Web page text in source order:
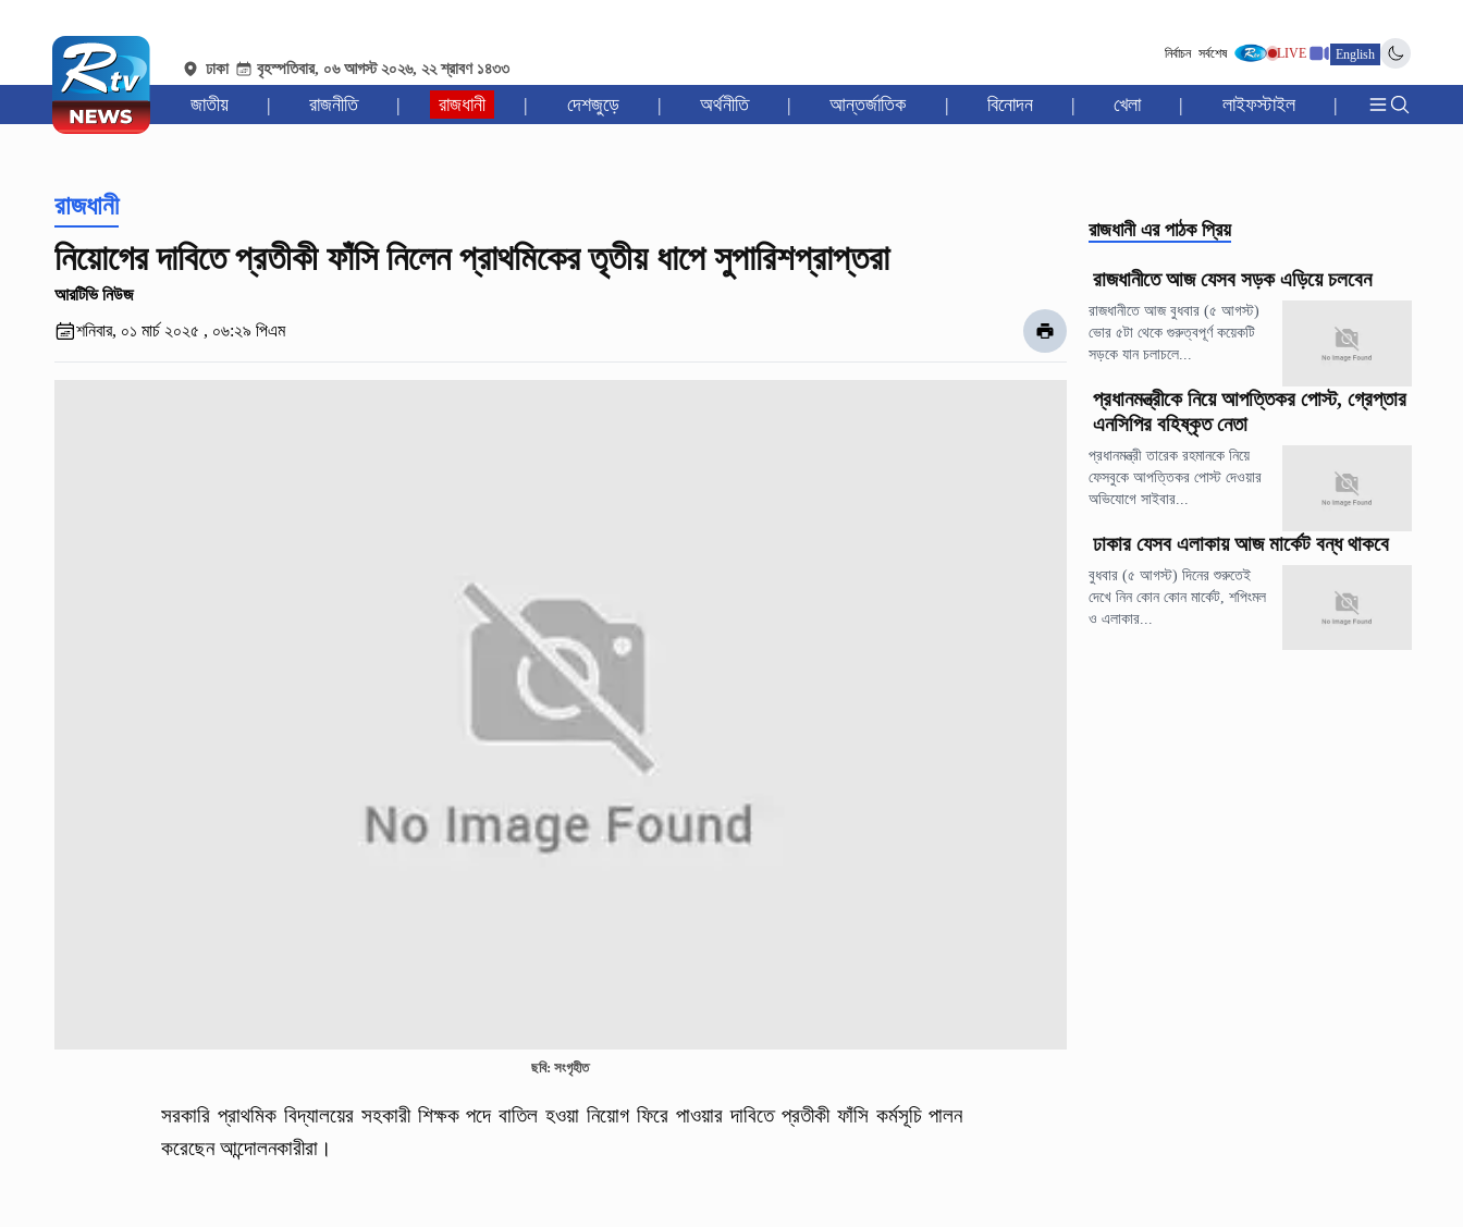
ঢাকা বৃহস্পতিবার, ০৬ আগস্ট ২০২৬, ২২ শ্রাবণ ১৪৩৩
নির্বাচন সর্বশেষ LIVE English
জাতীয় | রাজনীতি | রাজধানী | দেশজুড়ে | অর্থনীতি | আন্তর্জাতিক | বিনোদন | খেলা | লাইফস্টাইল |
রাজধানী
নিয়োগের দাবিতে প্রতীকী ফাঁসি নিলেন প্রাথমিকের তৃতীয় ধাপে সুপারিশপ্রাপ্তরা
আরটিভি নিউজ
শনিবার, ০১ মার্চ ২০২৫ , ০৬:২৯ পিএম
ছবি: সংগৃহীত
সরকারি প্রাথমিক বিদ্যালয়ের সহকারী শিক্ষক পদে বাতিল হওয়া নিয়োগ ফিরে পাওয়ার দাবিতে প্রতীকী ফাঁসি কর্মসূচি পালন
করেছেন আন্দোলনকারীরা।
রাজধানী এর পাঠক প্রিয়
রাজধানীতে আজ যেসব সড়ক এড়িয়ে চলবেন
রাজধানীতে আজ বুধবার (৫ আগস্ট)
ভোর ৫টা থেকে গুরুত্বপূর্ণ কয়েকটি
সড়কে যান চলাচলে...
প্রধানমন্ত্রীকে নিয়ে আপত্তিকর পোস্ট, গ্রেপ্তার
এনসিপির বহিষ্কৃত নেতা
প্রধানমন্ত্রী তারেক রহমানকে নিয়ে
ফেসবুকে আপত্তিকর পোস্ট দেওয়ার
অভিযোগে সাইবার...
ঢাকার যেসব এলাকায় আজ মার্কেট বন্ধ থাকবে
বুধবার (৫ আগস্ট) দিনের শুরুতেই
দেখে নিন কোন কোন মার্কেট, শপিংমল
ও এলাকার...